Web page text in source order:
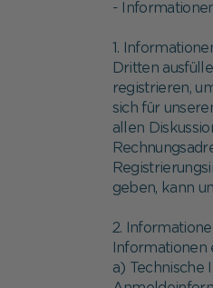
-
1.
Dritten
registrieren,
sich für
allen
geben, kann
2.
Informationen
a) Technische